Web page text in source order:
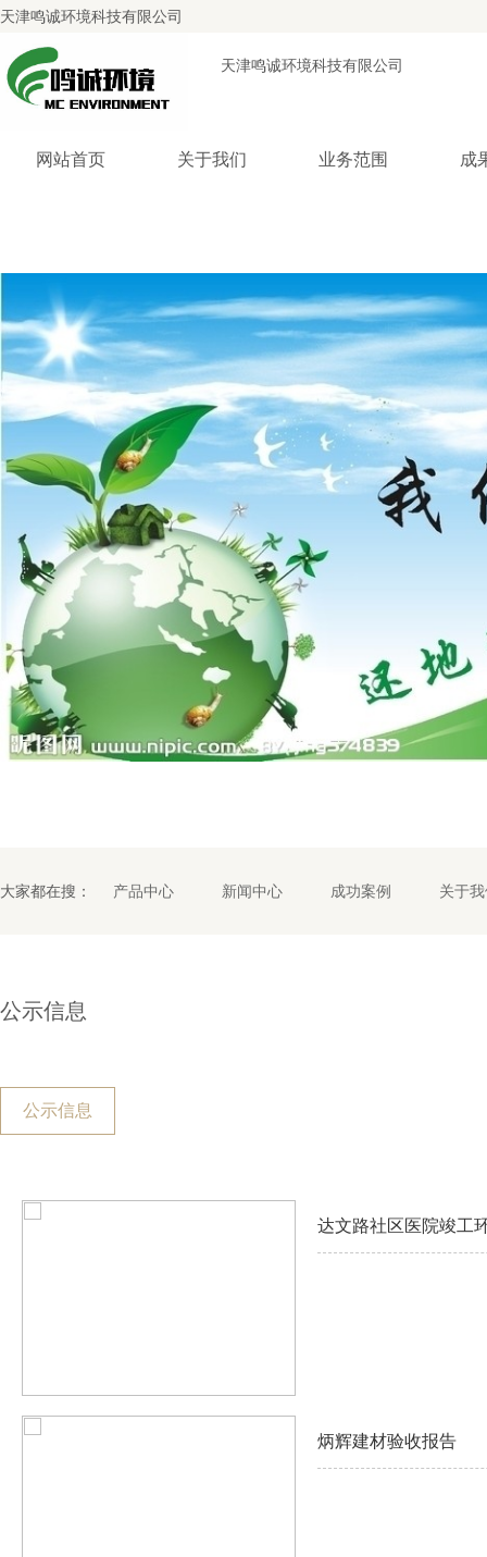
天津鸣诚环境科技有限公司
天津鸣诚环境科技有限公司
网站首页 关于我们 业务范围 成
大家都在搜： 产品中心 新闻中心 成功案例 关于
公示信息
公示信息
达文路社区医院竣工
炳辉建材验收报告